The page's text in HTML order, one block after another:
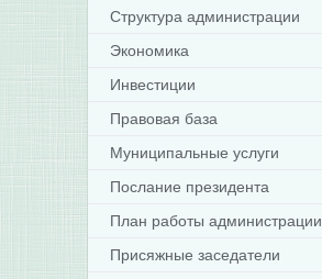
Структура администрации
Экономика
Инвестиции
Правовая база
Муниципальные услуги
Послание президента
План работы администрации
Присяжные заседатели